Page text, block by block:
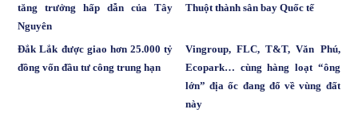
tăng trưởng hấp dẫn của Tây
Nguyên
Thuột thành sân bay Quốc tế
Đắk Lắk được giao hơn 25.000 tỷ
đồng vốn đầu tư công trung hạn
Vingroup, FLC, T&T, Văn Phú,
Ecopark… cùng hàng loạt “ông
lớn” địa ốc đang đổ về vùng đất
này